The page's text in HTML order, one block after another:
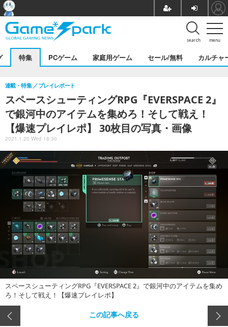
menu
search
特集 PCゲーム 家庭用ゲーム セール/無料 カルチャ
スペースシューティングRPG『EVERSPACE 2』
で銀河中のアイテムを集めろ！そして戦え！
【爆速プレイレポ】 30枚目の写真・画像
連載・特集 プレイレポート
2021.1.20 Wed 18:30
スペースシューティングRPG『EVERSPACE 2』で銀河中のアイテムを集め
ろ！そして戦え！【爆速プレイレポ】
この記事へ戻る